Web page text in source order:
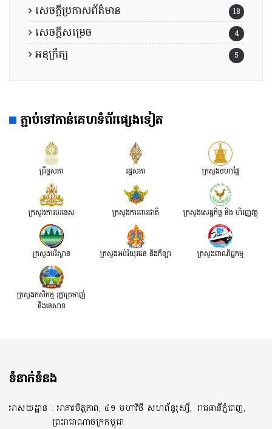
សេចក្តីប្រកាសព័ត៌មាន 18
សេចក្តីសម្រេច 4
អនុក្រឹត្យ 5
ភ្ជាប់ទៅកាន់គេហទំព័រផ្សេងទៀត
ព្រឹទ្ធសភា រដ្ឋសភា ក្រសួងមហាផ្ទៃ
ក្រសួងការបរទេស ក្រសួងការពារជាតិ ក្រសួង​សេដ្ឋកិច្ច និង ហិរញ្ញវត្ថុ
ក្រសួងបរិស្ថាន ក្រសួងអប់រំយុវជន និងកីឡា ក្រសួងពាណិជ្ជកម្ម
ក្រសួងកសិកម្ម រុក្ខាប្រមាញ់
និងនេសាទ
ទំនាក់ទំនង
អាសយដ្ឋាន : អាគារមិត្តភាព, ៤១ មហាវិថី សហព័ន្ធរុស្សី, រាជធានីភ្នំពេញ,
ព្រះរាជាណាចក្រកម្ពុជា